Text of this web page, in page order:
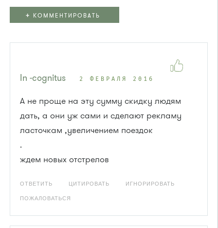
+ КОММЕНТИРОВАТЬ
In -cognitus 2 ФЕВРАЛЯ 2016
А не проще на эту сумму скидку людям
дать, а они уж сами и сделают рекламу
ласточкам ,увеличением поездок
.
ждем новых отстрелов
ОТВЕТИТЬ ЦИТИРОВАТЬ ИГНОРИРОВАТЬ
ПОЖАЛОВАТЬСЯ